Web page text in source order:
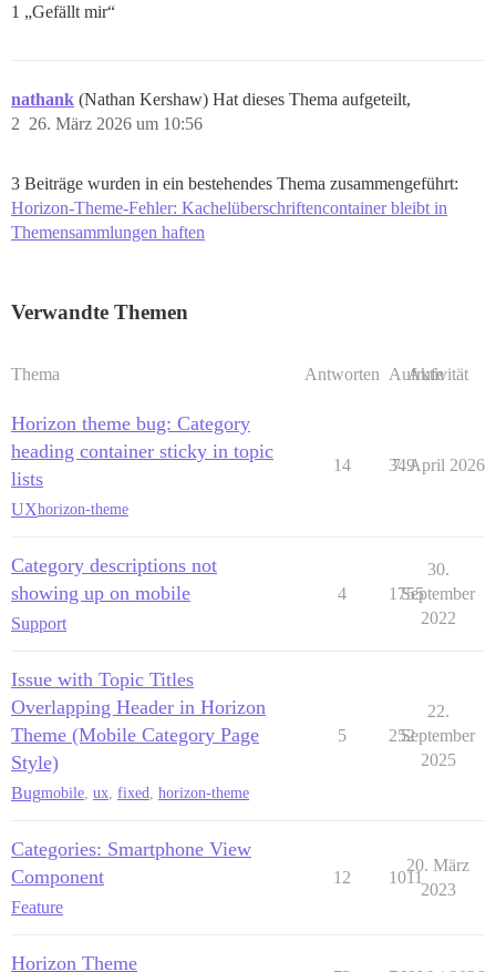
1 „Gefällt mir“
nathank (Nathan Kershaw) Hat dieses Thema aufgeteilt,
26. März 2026 um 10:56
2
3 Beiträge wurden in ein bestehendes Thema zusammengeführt:
Horizon-Theme-Fehler: Kachelüberschriftencontainer bleibt in
Themensammlungen haften
Verwandte Themen
Thema Antworten Aufrufe
Aktivität
Horizon theme bug: Category
heading container sticky in topic
lists
UXhorizon-theme
14 349
7. April 2026
Category descriptions not
showing up on mobile
Support
4 1755
30.
September
2022
Issue with Topic Titles
Overlapping Header in Horizon
Theme (Mobile Category Page
Style)
Bugmobile, ux, fixed, horizon-theme
5 252
22.
September
2025
Categories: Smartphone View
Component
Feature
12 1011
20. März
2023
Horizon Theme